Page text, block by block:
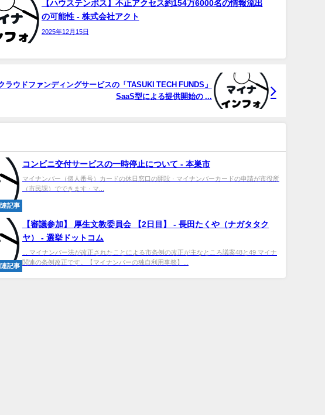
【ハウステンボス】不正アクセス約154万6000名の情報流出
の可能性 - 株式会社アクト
2025年12月15日
ラウドファンディングサービスの「TASUKI TECH FUNDS」
SaaS型による提供開始の ...
記事
コンビニ交付サービスの一時停止について - 本巣市
マイナンバー（個人番号）カードの休日窓口の開設 · マイナンバーカードの申請が市役所
（市民課）でできます · マ...
記事
【審議参加】 厚生文教委員会 【2日目】 - 長田たくや（ナガタタク
ヤ） - 選挙ドットコム
... マイナンバー法が改正されたことによる市条例の改正が主なところ議案48と49 マイナ
関連の条例改正です。【マイナンバーの独自利用事務】...